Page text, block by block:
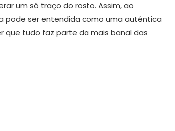
um só traço do rosto. Assim, ao
pode ser entendida como uma autêntica
que tudo faz parte da mais banal das